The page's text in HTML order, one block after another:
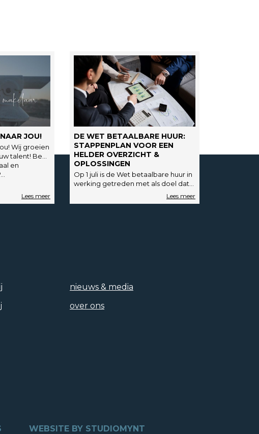
JOU!
Wij groeien
talent! Ben
en
DE WET BETAALBARE HUUR:
STAPPENPLAN VOOR EEN
HELDER OVERZICHT &
OPLOSSINGEN
Op 1 juli is de Wet betaalbare huur in
werking getreden met als doel dat
nieuws & media
over ons
WEBSITE BY STUDIOMYNT